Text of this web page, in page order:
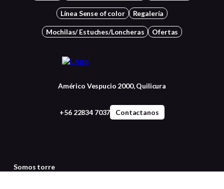
Línea Sense of color Regalería
Mochilas/ Estuches/Loncheras Ofertas
Américo Vespucio 2000, Quilicura
+56 22834 7037 Contactanos
Somos torre